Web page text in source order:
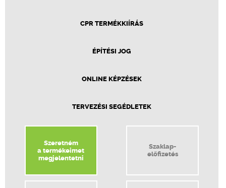
CPR TERMÉKKIÍRÁS
ÉPÍTÉSI JOG
ONLINE KÉPZÉSEK
TERVEZÉSI SEGÉDLETEK
Szeretném
a termékeimet
megjelentetni
Szaklap-
előfizetés